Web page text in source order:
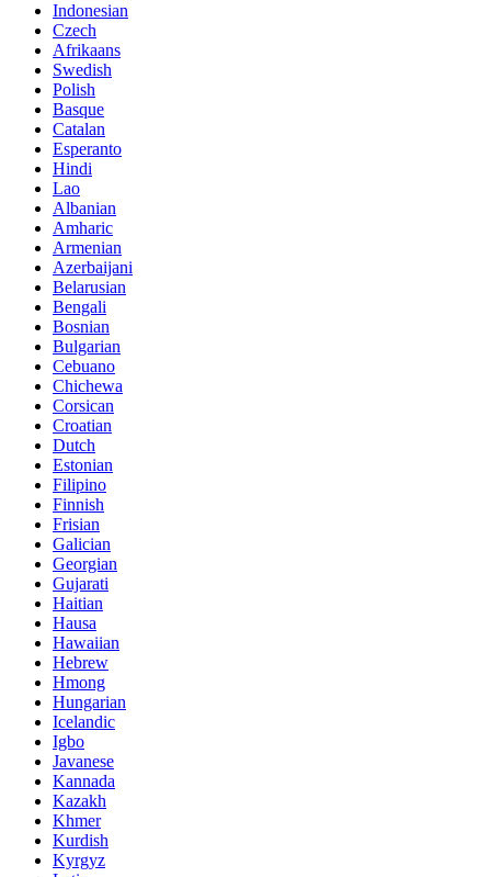
Indonesian
Czech
Afrikaans
Swedish
Polish
Basque
Catalan
Esperanto
Hindi
Lao
Albanian
Amharic
Armenian
Azerbaijani
Belarusian
Bengali
Bosnian
Bulgarian
Cebuano
Chichewa
Corsican
Croatian
Dutch
Estonian
Filipino
Finnish
Frisian
Galician
Georgian
Gujarati
Haitian
Hausa
Hawaiian
Hebrew
Hmong
Hungarian
Icelandic
Igbo
Javanese
Kannada
Kazakh
Khmer
Kurdish
Kyrgyz